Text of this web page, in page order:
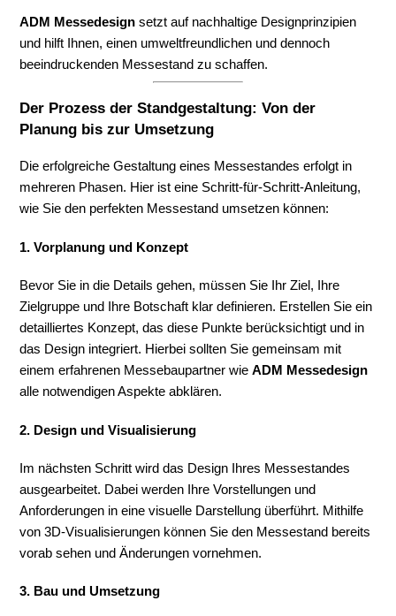
ADM Messedesign setzt auf nachhaltige Designprinzipien
und hilft Ihnen, einen umweltfreundlichen und dennoch
beeindruckenden Messestand zu schaffen.
Der Prozess der Standgestaltung: Von der
Planung bis zur Umsetzung
Die erfolgreiche Gestaltung eines Messestandes erfolgt in
mehreren Phasen. Hier ist eine Schritt-für-Schritt-Anleitung,
wie Sie den perfekten Messestand umsetzen können:
1. Vorplanung und Konzept
Bevor Sie in die Details gehen, müssen Sie Ihr Ziel, Ihre
Zielgruppe und Ihre Botschaft klar definieren. Erstellen Sie ein
detailliertes Konzept, das diese Punkte berücksichtigt und in
das Design integriert. Hierbei sollten Sie gemeinsam mit
einem erfahrenen Messebaupartner wieADM Messedesign
alle notwendigen Aspekte abklären.
2. Design und Visualisierung
Im nächsten Schritt wird das Design Ihres Messestandes
ausgearbeitet. Dabei werden Ihre Vorstellungen und
Anforderungen in eine visuelle Darstellung überführt. Mithilfe
von 3D-Visualisierungen können Sie den Messestand bereits
vorab sehen und Änderungen vornehmen.
3. Bau und Umsetzung